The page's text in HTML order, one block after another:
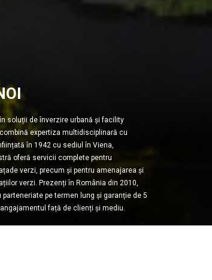
soluții de înverzire urbană și facility
expertiza multidisciplinară cu
în 1942 cu sediul în Viena,
oferă servicii complete pentru
verzi, precum și pentru amenajarea și
verzi. Prezenți în România din 2010,
pe termen lung și garanție de 5
față de clienți și mediu.